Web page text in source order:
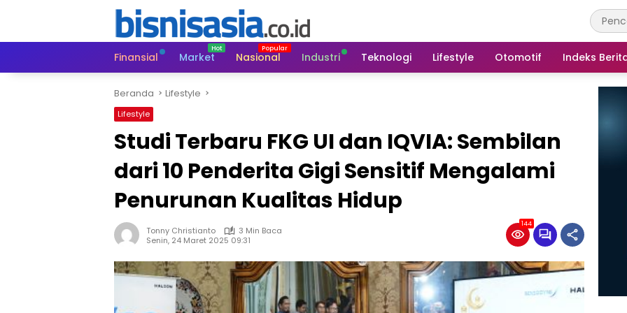
Finansial
Market Nasional Industri Teknologi Lifestyle Otomotif Indeks
Beranda Lifestyle
Lifestyle
Studi Terbaru FKG UI dan IQVIA: Sembilan
dari 10 Penderita Gigi Sensitif Mengalami
Penurunan Kualitas Hidup
Tonny Christianto
3 Min Baca
Senin, 24 Maret 2025 09:31
144